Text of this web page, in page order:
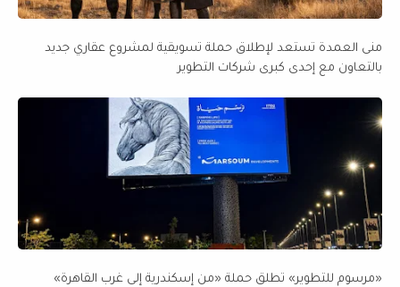
منى العمدة تستعد لإطلاق حملة تسويقية لمشروع عقاري جديد
بالتعاون مع إحدى كبرى شركات التطوير
«مرسوم للتطوير» تطلق حملة «من إسكندرية إلى غرب القاهرة»